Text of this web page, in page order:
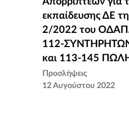
εκπαίδευσης ΔΕ
2/2022 του ΟΔΑΠ.
112-
113-145
εκπαίδευσης ΔΕ
2/2022 του ΟΔΑΠ.
112-
και 113-145
Προσλήψεις
12 Αυγούστου 2022